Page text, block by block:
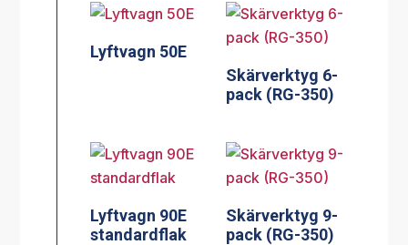
Lyftvagn 50E
Skärverktyg 6-
pack (RG-350)
Lyftvagn 90E
standardflak
Skärverktyg 9-
pack (RG-350)